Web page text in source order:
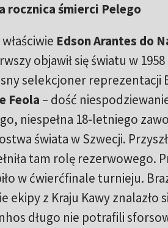
rocznica śmierci Pelego
Edson Arantes do
objawił się światu w
selekcjoner reprezentacji
Feola – dość
niespełna 18-letniego
świata w Szwecji.
tam rolę rezerwowego.
w ćwierćfinale turnieju.
ekipy z Kraju Kawy
długo nie potrafili